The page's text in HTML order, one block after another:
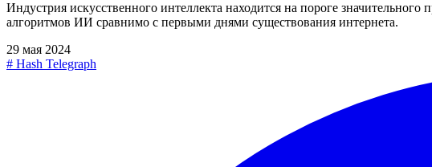
Индустрия искусственного интеллекта находится на пороге
алгоритмов ИИ сравнимо с первыми днями существования интернета.
29 мая 2024
# Hash Telegraph